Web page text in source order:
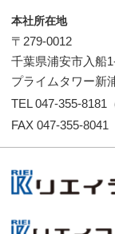
本社所在地
〒279-0012
千葉県浦安市入船
プライムタワー新
TEL 047-355-8181
FAX 047-355-8041